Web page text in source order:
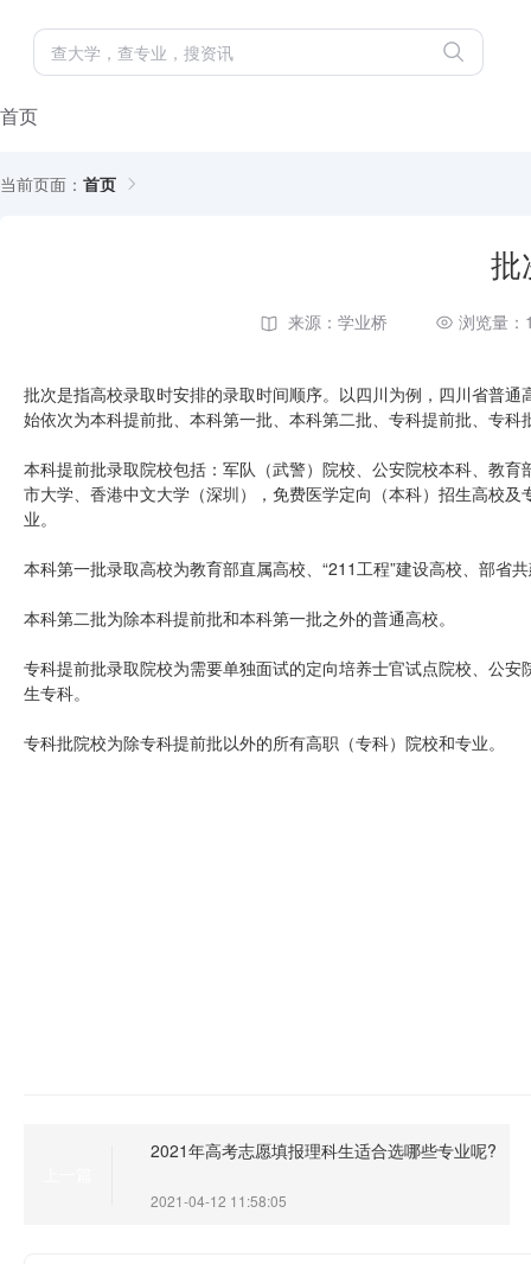
首页
当前页面： 首页
批
来源：学业桥 浏览量：
批次是指高校录取时安排的录取时间顺序。以四川为例，四川省普
始依次为本科提前批、本科第一批、本科第二批、专科提前批、专科
本科提前批录取院校包括：军队（武警）院校、公安院校本科、教
市大学、香港中文大学（深圳），免费医学定向（本科）招生高校
业。
本科第一批录取高校为教育部直属高校、“211工程”建设高校、部省
本科第二批为除本科提前批和本科第一批之外的普通高校。
专科提前批录取院校为需要单独面试的定向培养士官试点院校、公
生专科。
专科批院校为除专科提前批以外的所有高职（专科）院校和专业。
2021年高考志愿填报理科生适合选哪些专业呢?
2021-04-12 11:58:05